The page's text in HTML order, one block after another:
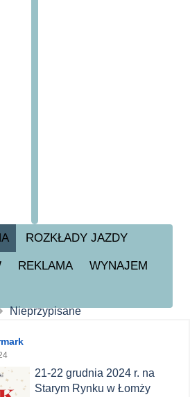
ROZKŁADY JAZDY
REKLAMA WYNAJEM
Nieprzypisane
21-22 grudnia 2024 r. na
Starym Rynku w Łomży